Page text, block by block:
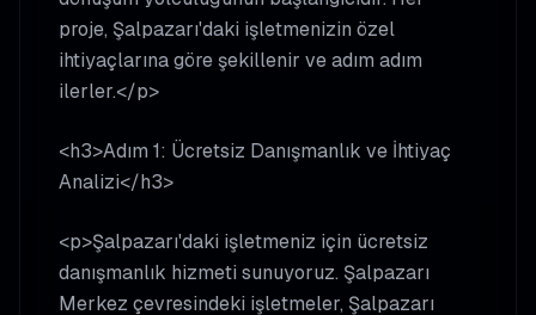
proje, Şalpazarı'daki işletmenizin özel
ihtiyaçlarına göre şekillenir ve adım adım
ilerler.</p>
<h3>Adım 1: Ücretsiz Danışmanlık ve İhtiyaç
Analizi</h3>
<p>Şalpazarı'daki işletmeniz için ücretsiz
danışmanlık hizmeti sunuyoruz. Şalpazarı
Merkez çevresindeki işletmeler, Şalpazarı